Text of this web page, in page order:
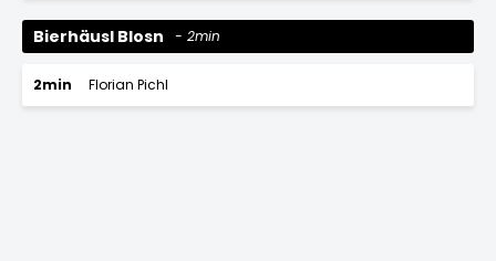
Bierhäusl Blosn 2min
2min Florian Pichl